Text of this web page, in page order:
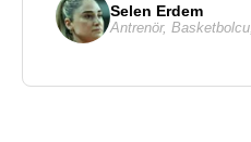
Selen Erdem
Antrenör, Basketbolcu